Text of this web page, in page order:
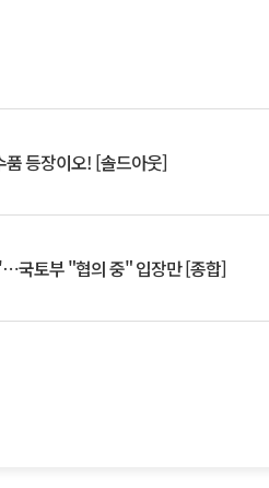
등장이오! [솔드아웃]
국토부 "협의 중" 입장만 [종합]